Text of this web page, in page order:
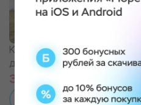
Конная прогулка для
двоих + экскурсия
3 249 ₽
ПОДРОБНЕЕ